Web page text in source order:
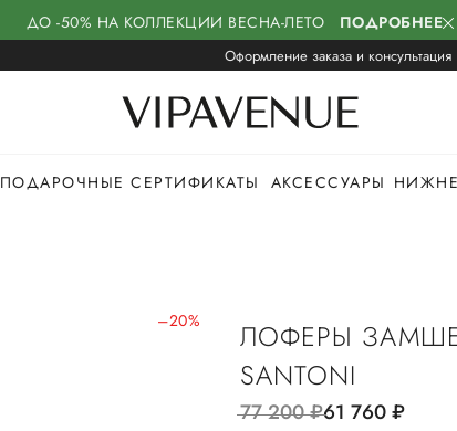
ДО -50% НА КОЛЛЕКЦИИ ВЕСНА-ЛЕТО ПОДРОБНЕЕ
Оформление заказа и консультация
ПОДАРОЧНЫЕ СЕРТИФИКАТЫ АКСЕССУАРЫ
–20%
ЛОФЕРЫ
SANTONI
77 200руб.61 760руб.